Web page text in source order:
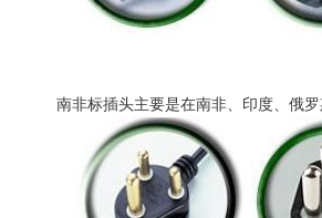
南非标插头主要是在南非、印度、俄